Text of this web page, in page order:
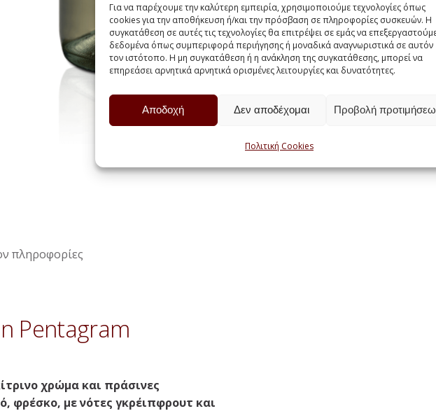
Για να παρέχουμε την καλύτερη εμπειρία, χρησιμοποιούμε τεχνολογίες όπως
cookies για την αποθήκευση ή/και την πρόσβαση σε πληροφορίες συσκευών. Η
συγκατάθεση σε αυτές τις τεχνολογίες θα επιτρέψει σε εμάς να
δεδομένα όπως συμπεριφορά περιήγησης ή μοναδικά αναγνωριστικά σε αυτόν
τον ιστότοπο. Η μη συγκατάθεση ή η ανάκληση της συγκατάθεσης, μπορεί να
επηρεάσει αρνητικά αρνητικά ορισμένες λειτουργίες και δυνατότητες.
Αποδοχή Δεν αποδέχομαι Προβολή
Πολιτική Cookies
πληροφορίες
Pentagram
χρώμα και πράσινες
φρέσκο, με νότες γκρέιπφρουτ και